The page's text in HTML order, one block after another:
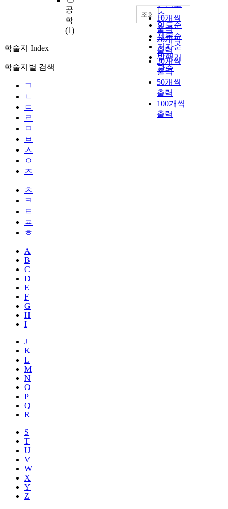
공
학
(1)
학술지 Index
학술지별 검색
ㄱ
ㄴ
ㄷ
ㄹ
ㅁ
ㅂ
ㅅ
ㅇ
ㅈ
ㅊ
ㅋ
ㅌ
ㅍ
ㅎ
A
B
C
D
E
F
G
H
I
J
K
L
M
N
O
P
Q
R
S
T
U
V
W
X
Y
Z
인기도
순
연도순
제목순
저자순
발행기
관순
10개씩
출력
20개씩
출력
30개씩
출력
50개씩
출력
100개씩
출력
조회